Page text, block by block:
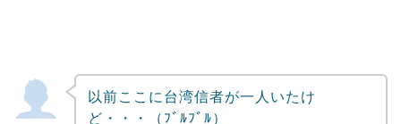
以前ここに台湾信者が一人いたけ
ど・・・（ﾌﾞﾙﾌﾞﾙ）